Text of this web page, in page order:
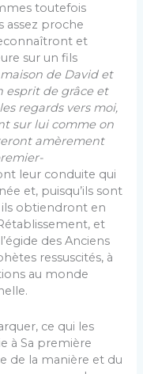
toutefois
assez proche
et
sur un fils
de David et
esprit de grâce et
regards vers moi,
sur lui comme on
amèrement
leur conduite qui
et, puisqu’ils sont
ils obtiendront en
et
des Anciens
ressuscités, à
au monde
ce qui les
à Sa première
de la manière et du